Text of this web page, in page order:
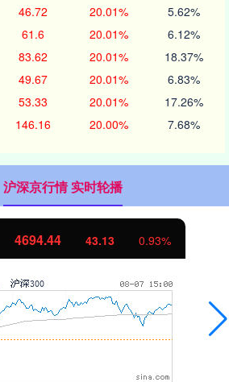
46.72 20.01% 5.62%
61.6 20.01% 6.12%
83.62 20.01% 18.37%
49.67 20.01% 6.83%
53.33 20.01% 17.26%
146.16 20.00% 7.68%
沪深京行情 实时轮播
1134.24 11.37 1.01%